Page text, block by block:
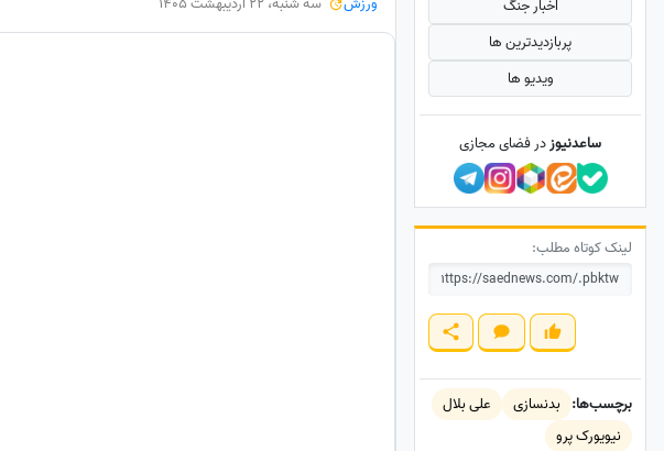
اخبار جنگ
پربازدید‌ترین ها
ویدیو ها
ساعدنیوزدر فضای مجازی
لینک کوتاه مطلب:
برچسب‌ها: بدنسازی
علی بلال
نیویورک پرو